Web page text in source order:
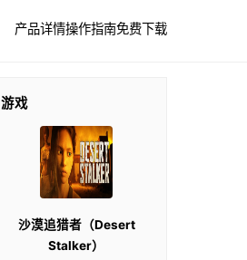
产品详情操作指南免费下载
游戏
沙漠追猎者（Desert
Stalker）